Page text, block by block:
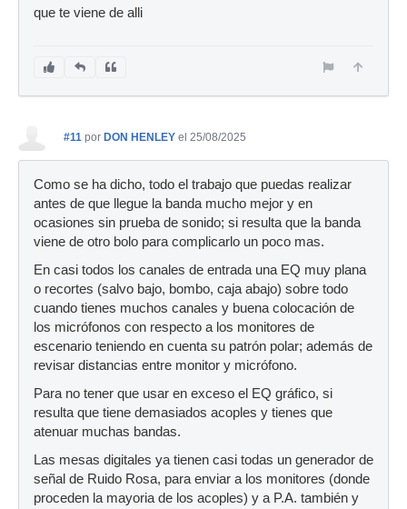
que te viene de alli
#11 por DON HENLEY el 25/08/2025
Como se ha dicho, todo el trabajo que puedas realizar
antes de que llegue la banda mucho mejor y en
ocasiones sin prueba de sonido; si resulta que la banda
viene de otro bolo para complicarlo un poco mas.
En casi todos los canales de entrada una EQ muy plana
o recortes (salvo bajo, bombo, caja abajo) sobre todo
cuando tienes muchos canales y buena colocación de
los micrófonos con respecto a los monitores de
escenario teniendo en cuenta su patrón polar; además de
revisar distancias entre monitor y micrófono.
Para no tener que usar en exceso el EQ gráfico, si
resulta que tiene demasiados acoples y tienes que
atenuar muchas bandas.
Las mesas digitales ya tienen casi todas un generador de
señal de Ruido Rosa, para enviar a los monitores (donde
proceden la mayoria de los acoples) y a P.A. también y